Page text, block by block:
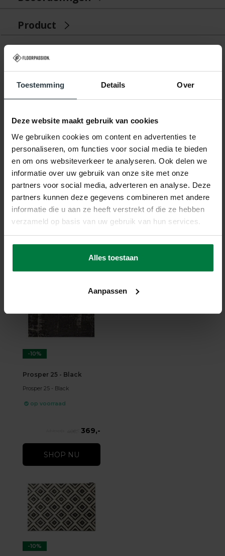
Toestemming Details Over
Deze website maakt gebruik van cookies
We gebruiken cookies om content en advertenties te
personaliseren, om functies voor social media te bieden
en om ons websiteverkeer te analyseren. Ook delen we
informatie over uw gebruik van onze site met onze
partners voor social media, adverteren en analyse. Deze
partners kunnen deze gegevens combineren met andere
informatie die u aan ze heeft verstrekt of die ze hebben
verzameld op basis van uw gebruik van hun services.
Alles toestaan
Aanpassen
Product
Gerelateerde producten
-20%
Hailey 25 - Geometrisch
vloerkleed
Hailey 25 - Geometrisch
op voorraad
★★★ ★★ (1)
199,-
-10%
Prosper 25 - Black
Prosper 25 - Black
op voorraad
369,-
SHOP NU
-10%